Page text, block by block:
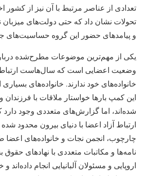
تعدادی از عناصر مرتبط با آن نیز از کشور
تحولات نشان داد که حتی دولت‌های میزبان
و پیامدهای حضور این گروه حساسیت‌های
یکی از مهم‌ترین موضوعات مطرح‌شده
وضعیت اعضایی است که سال‌هاست
خانواده‌های خود ندارند. خانواده‌های
این کمپ بارها خواستار ملاقات با فرزندان
شده‌اند، اما گزارش‌های متعددی وجود
ارتباط آزاد اعضا با دنیای بیرون محدود
چارچوب، انجمن نجات و خانواده‌های
نامه‌ها و مکاتبات متعددی با نهادهای
اروپایی و مسئولان آلبانیایی انجام داده‌اند